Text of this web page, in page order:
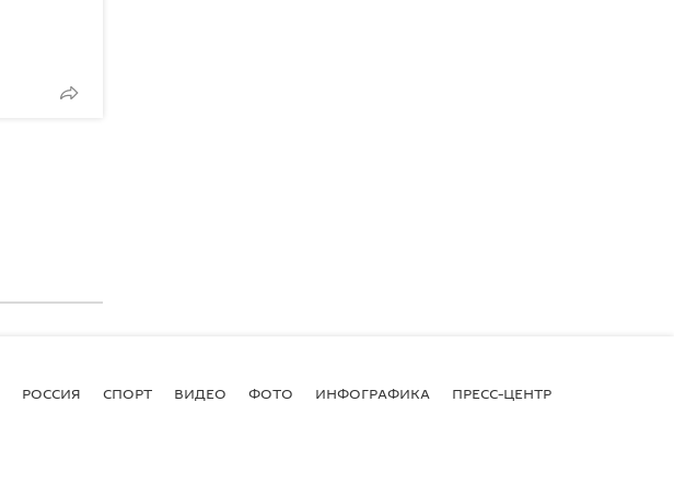
РОССИЯ СПОРТ ВИДЕО ФОТО ИНФОГРАФИКА ПРЕСС-ЦЕНТР